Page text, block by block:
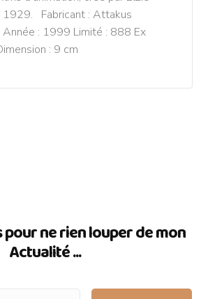
1929. Fabricant : Attakus
Année : 1999 Limité : 888 Ex
: 9 cm
pour ne rien louper de mon
Actualité ...